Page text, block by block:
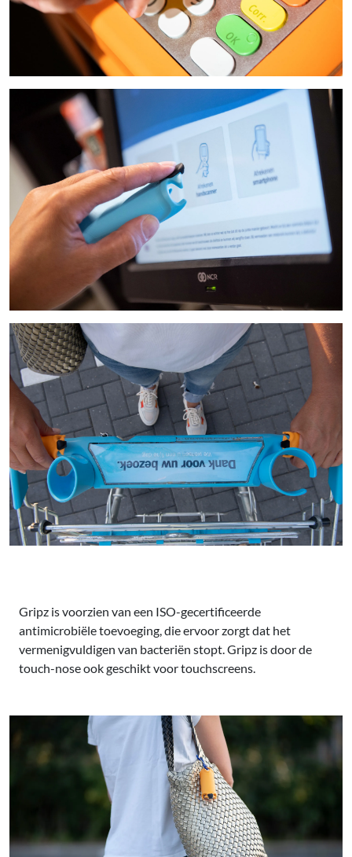
Gripz is voorzien van een ISO-gecertificeerde
antimicrobiële toevoeging, die ervoor zorgt dat het
vermenigvuldigen van bacteriën stopt. Gripz is door de
touch-nose ook geschikt voor touchscreens.